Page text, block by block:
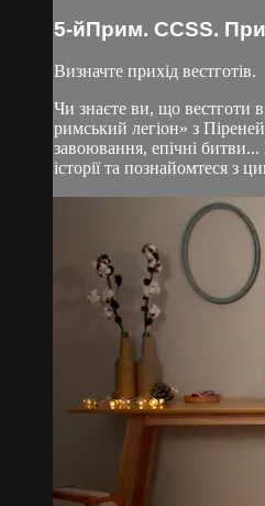
5-йПрим. CCSS.
Визначте прихід вестготів.
Чи знаєте ви, що вестготи
римський легіон» з
завоювання, епічні
історії та познайомтеся з